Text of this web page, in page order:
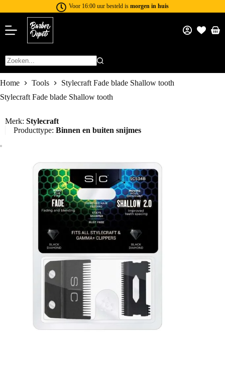
Voor 16:00 uur besteld is morgen in huis
Home Tools
Stylecraft Fade blade Shallow tooth
Stylecraft Fade blade Shallow tooth
Merk: Stylecraft
Producttype: Binnen en buiten snijmes